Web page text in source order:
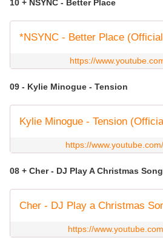
10 + NSYNC - Better Place
*NSYNC - Better Place
https://
09 - Kylie Minogue - Tension
Kylie Minogue - Tension
https://
08 + Cher - DJ Play A Christmas Song
Cher - DJ Play a Christmas
https://